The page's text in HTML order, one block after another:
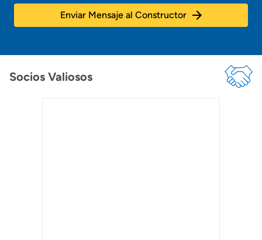
Enviar Mensaje al Constructor
Socios Valiosos